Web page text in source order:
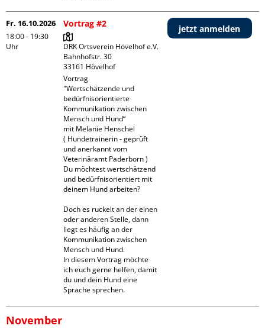
Fr. 16.10.2026
18:00 - 19:30
Uhr
Vortrag #2
DRK Ortsverein Hövelhof e.V.
Bahnhofstr. 30
33161 Hövelhof
Vortrag
"Wertschätzende und
bedürfnisorientierte
Kommunikation zwischen
Mensch und Hund“
mit Melanie Henschel
( Hundetrainerin - geprüft
und anerkannt vom
Veterinäramt Paderborn )
Du möchtest wertschätzend
und bedürfnisorientiert mit
deinem Hund arbeiten?
Doch es ruckelt an der einen
oder anderen Stelle, dann
liegt es häufig an der
Kommunikation zwischen
Mensch und Hund.
In diesem Vortrag möchte
ich euch gerne helfen, damit
du und dein Hund eine
Sprache sprechen.
jetzt anmelden
November